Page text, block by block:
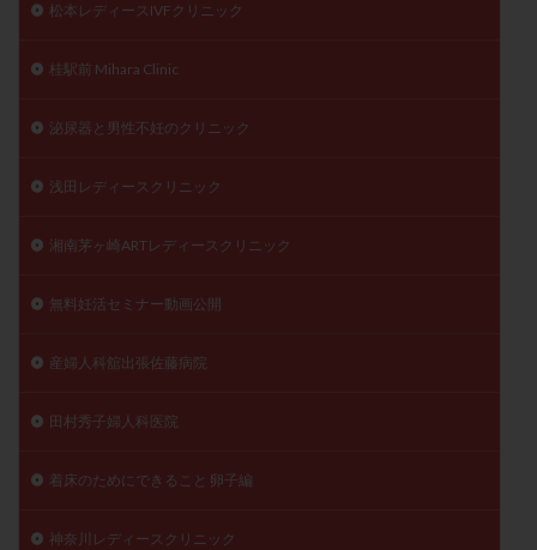
松本レディースIVFクリニック
桂駅前 Mihara Clinic
泌尿器と男性不妊のクリニック
浅田レディースクリニック
湘南茅ヶ崎ARTレディースクリニック
無料妊活セミナー動画公開
産婦人科舘出張佐藤病院
田村秀子婦人科医院
着床のためにできること 卵子編
神奈川レディースクリニック